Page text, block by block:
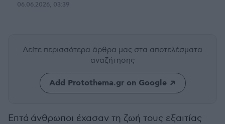
06.06.2026, 03:39
Δείτε περισσότερα άρθρα μας στα αποτελέσματα
αναζήτησης
Add Protothema.gr on Google
Επτά άνθρωποι έχασαν τη ζωή τους εξαιτίας